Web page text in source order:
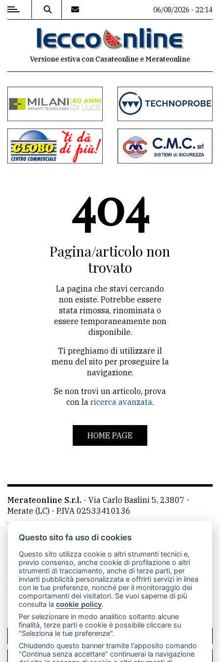
MENU
commenti
Contenuti
del
sito
LE
ALTRE
TESTATE
PRIVACY
Privacy
policy
Cookie
policy
06/08/2026 - 22:14
Versione estiva con Casateonline e Merateonline
404
Pagina/articolo non
trovato
La pagina che stavi cercando
non esiste. Potrebbe essere
stata rimossa, rinominata o
essere temporaneamente non
disponibile.
Ti preghiamo di utilizzare il
menu del sito per proseguire la
navigazione.
Se non trovi un articolo, prova
con la ricerca avanzata.
HOME PAGE
Merateonline S.r.l. - Via Carlo Baslini 5, 23807 -
Merate (LC) - P.IVA 02533410136
Telefono:
mail: redazione@leccoonline.com
La redazione
MerateOnline CasateOnline
RSS
Made by VIP
Privacy policy
Cookie policy
Rivedi le tue scelte sui cookie
SCRIVICI
PER LA TUA PUBBLICITÀ
Questo sito fa uso di cookies
Questo sito utilizza cookie o altri strumenti tecnici e,
previo consenso, anche cookie di profilazione o altri
strumenti di tracciamento, anche di terze parti, per
inviarti pubblicità personalizzata e offrirti servizi in linea
con le tue preferenze, nonché per il monitoraggio dei
comportamenti dei visitatori. Se vuoi saperne di più
consulta lacookie policy.
Per selezionare in modo analitico soltanto alcune
finalità, terze parti e cookie è possibile cliccare su
"Seleziona le tue preferenze".
Chiudendo questo banner tramite l'apposito comando
"Continua senza accettare" continuerai la navigazione